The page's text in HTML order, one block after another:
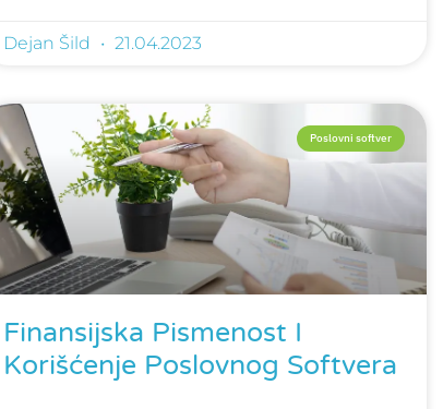
Dejan Šild 21.04.2023
Poslovni softver
Finansijska Pismenost I
Korišćenje Poslovnog Softvera